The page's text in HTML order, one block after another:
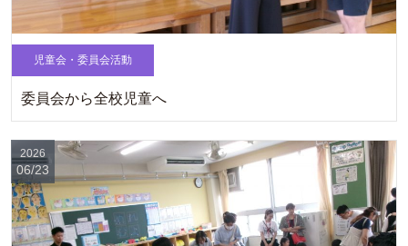
児童会・委員会活動
委員会から全校児童へ
2026
06/23